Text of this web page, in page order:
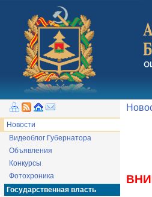
Новости
Видеоблог Губернатора
Объявления
Конкурсы
Фотохроника
Государственная власть